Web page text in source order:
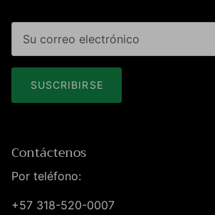
SUSCRIBIRSE
Contáctenos
Por teléfono:
+57 318-520-0007